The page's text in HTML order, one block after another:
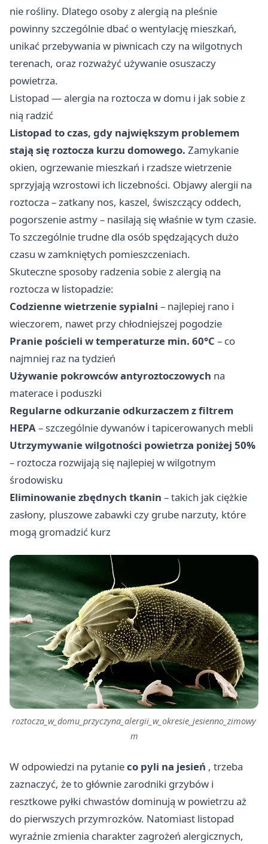
nie rośliny. Dlatego osoby z alergią na pleśnie
powinny szczególnie dbać o wentylację mieszkań,
unikać przebywania w piwnicach czy na wilgotnych
terenach, oraz rozważyć używanie osuszaczy
powietrza.
Listopad — alergia na roztocza w domu i jak sobie z
nią radzić
Listopad to czas, gdy największym problemem
stają się roztocza kurzu domowego. Zamykanie
okien, ogrzewanie mieszkań i rzadsze wietrzenie
sprzyjają wzrostowi ich liczebności. Objawy alergii na
roztocza – zatkany nos, kaszel, świszczący oddech,
pogorszenie astmy – nasilają się właśnie w tym czasie.
To szczególnie trudne dla osób spędzających dużo
czasu w zamkniętych pomieszczeniach.
Skuteczne sposoby radzenia sobie z alergią na
roztocza w listopadzie:
Codzienne wietrzenie sypialni – najlepiej rano i
wieczorem, nawet przy chłodniejszej pogodzie
Pranie pościeli w temperaturze min. 60°C – co
najmniej raz na tydzień
Używanie pokrowców antyroztoczowych na
materace i poduszki
Regularne odkurzanie odkurzaczem z filtrem
HEPA– szczególnie dywanów i tapicerowanych mebli
Utrzymywanie wilgotności powietrza poniżej 50%
– roztocza rozwijają się najlepiej w wilgotnym
środowisku
Eliminowanie zbędnych tkanin – takich jak ciężkie
zasłony, pluszowe zabawki czy grube narzuty, które
mogą gromadzić kurz
roztocza_w_domu_przyczyna_alergii_w_okresie_jesienno_zimowy
m
W odpowiedzi na pytanieco pyli na jesień , trzeba
zaznaczyć, że to głównie zarodniki grzybów i
resztkowe pyłki chwastów dominują w powietrzu aż
do pierwszych przymrozków. Natomiast listopad
wyraźnie zmienia charakter zagrożeń alergicznych,